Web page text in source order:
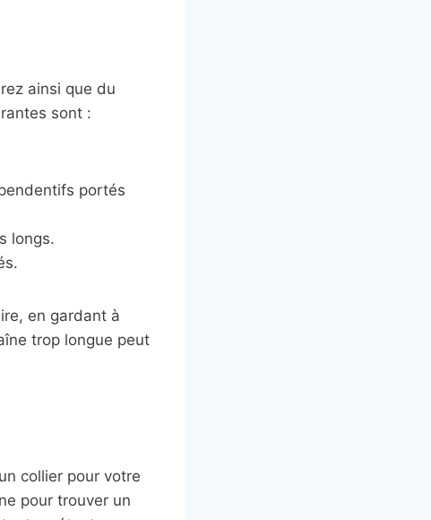
ainsi que du
sont :
portés
longs.
en gardant à
trop longue peut
collier pour votre
pour trouver un